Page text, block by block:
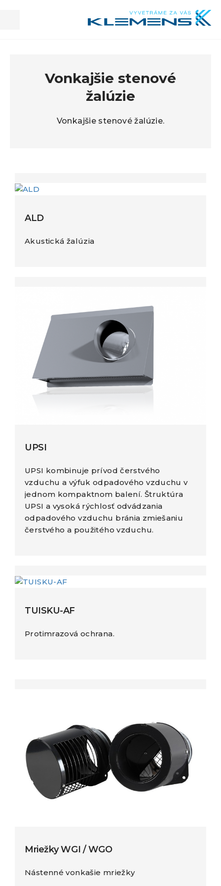
Vonkajšie stenové
žalúzie
Vonkajšie stenové žalúzie.
ALD
Akustická žalúzia
UPSI
UPSI kombinuje prívod čerstvého
vzduchu a výfuk odpadového vzduchu v
jednom kompaktnom balení. Štruktúra
UPSI a vysoká rýchlosť odvádzania
odpadového vzduchu bránia zmiešaniu
čerstvého a použitého vzduchu.
TUISKU-AF
Protimrazová ochrana.
Mriežky WGI / WGO
Nástenné vonkašie mriežky